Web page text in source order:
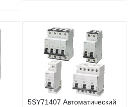
5SY71407 Автоматический